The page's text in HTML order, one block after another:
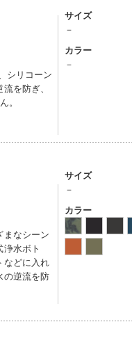
シリコーン
を防ぎ、
。
サイズ
－
カラー
－
まなシーン
水ボト
などに入れ
の逆流を防
サイズ
－
カラー